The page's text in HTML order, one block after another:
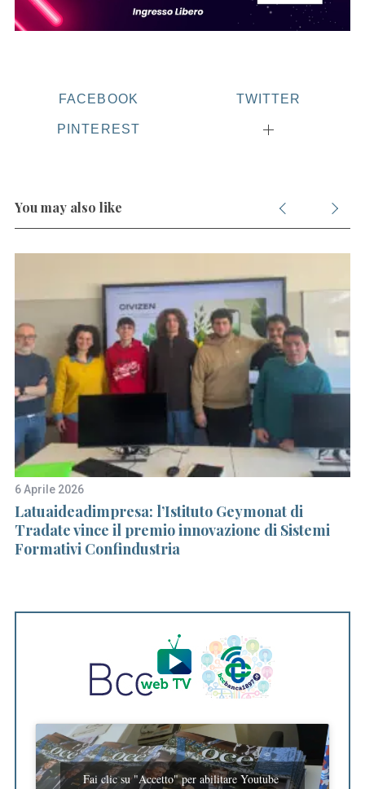
FACEBOOK TWITTER
PINTEREST
You may also like
6 Aprile 2026
Latuaideadimpresa: l’Istituto Geymonat di
Tradate vince il premio innovazione di Sistemi
Formativi Confindustria
Fai clic su "Accetto" per abilitare Youtube
o
r